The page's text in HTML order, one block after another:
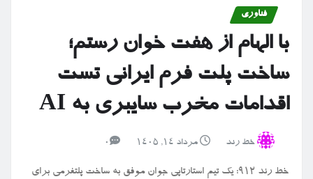
فناوری
با الهام از هفت خوان رستم؛
ساخت پلت فرم ایرانی تست
اقدامات مخرب سایبری به AI
خط رند مرداد ۱۴, ۱۴۰۵ 0
خط رند 912: یک تیم استارتاپی جوان موفق به ساخت پلتفرمی برای